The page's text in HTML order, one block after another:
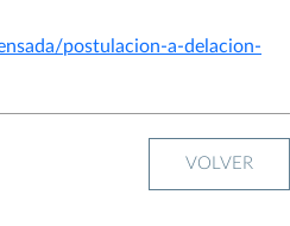
postulacion-a-delacion-
VOLVER